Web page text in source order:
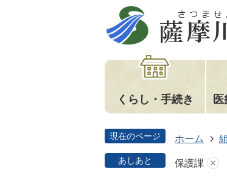
くらし・手続き 医
現在のページ ホーム
あしあと 保護課